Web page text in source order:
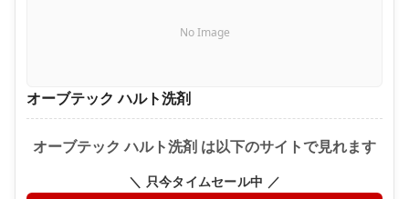
No Image
オーブテック ハルト洗剤
オーブテック ハルト洗剤 は以下のサイトで見れます
＼ 只今タイムセール中 ／